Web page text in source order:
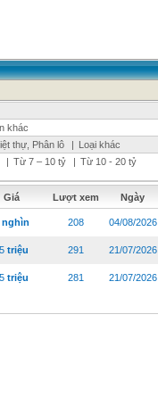
khác
thự, Phân lô | Loại khác
| Từ 7 – 10 tỷ | Từ 10 - 20 tỷ
Giá Lượt xem Ngày
nghìn 208 04/08/2026
triệu 291 21/07/2026
triệu 281 21/07/2026